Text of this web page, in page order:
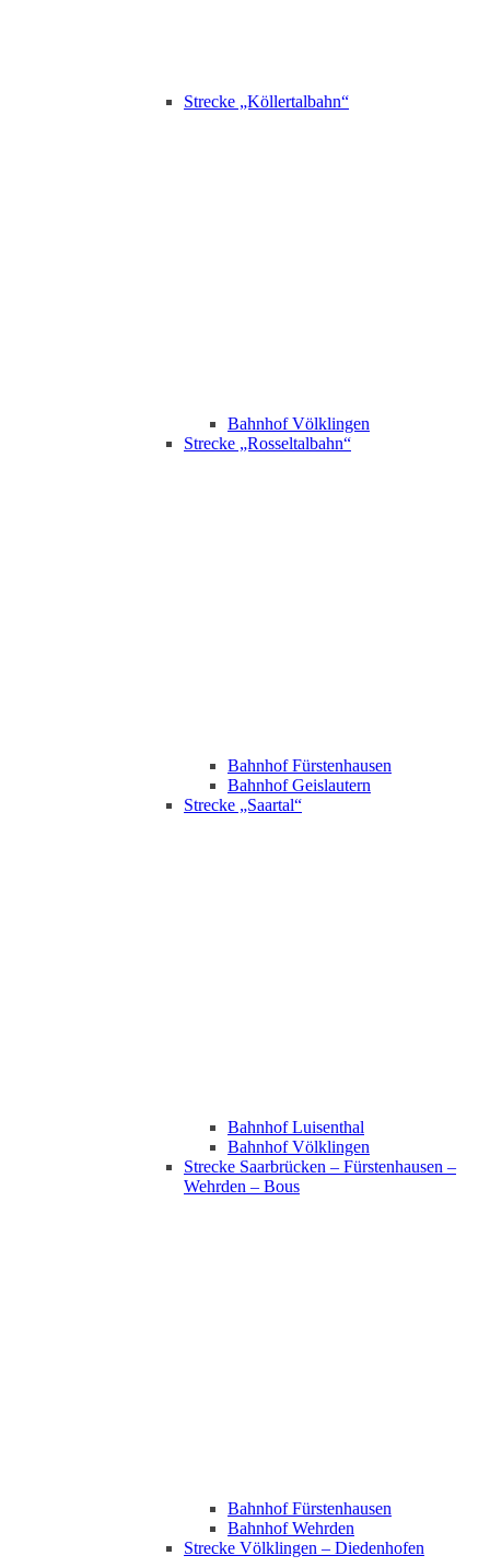
Strecke „Köllertalbahn“
Bahnhof Völklingen
Strecke „Rosseltalbahn“
Bahnhof Fürstenhausen
Bahnhof Geislautern
Strecke „Saartal“
Bahnhof Luisenthal
Bahnhof Völklingen
Strecke Saarbrücken – Fürstenhausen –
Wehrden – Bous
Bahnhof Fürstenhausen
Bahnhof Wehrden
Strecke Völklingen – Diedenhofen